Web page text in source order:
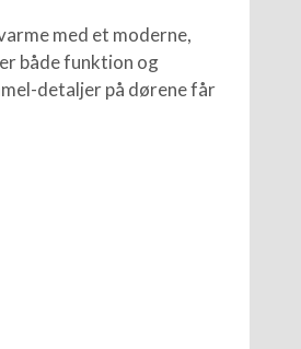
med et moderne,
både funktion og
detaljer på dørene får